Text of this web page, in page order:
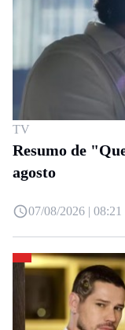
TV
Resumo de
agosto
07/08/2026 | 08:21